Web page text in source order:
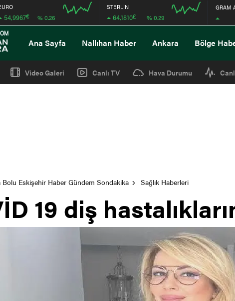
54,9967€ % 0.26
STERLİN
64,1810£ % 0.29
GRAM
Ana Sayfa Nallıhan Haber Ankara Bölge
Video Galeri Canlı TV Hava Durumu
Bolu Eskişehir Haber Gündem Sondakika Sağlık Haberleri
19 diş